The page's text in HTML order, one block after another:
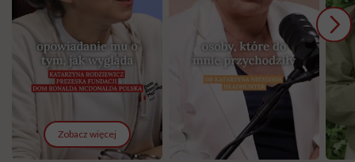
Zobacz więcej